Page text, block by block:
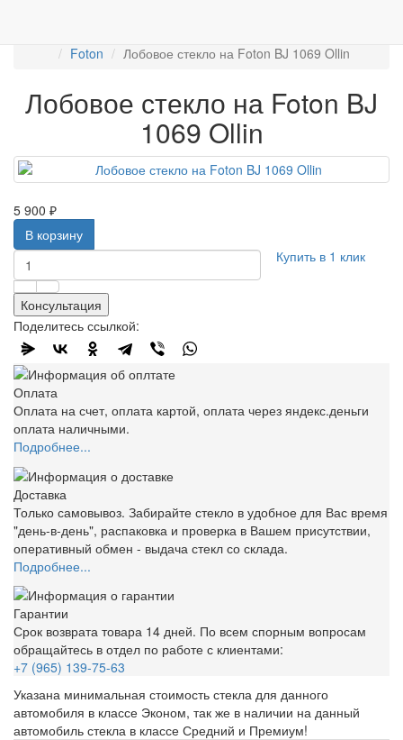
Foton
Лобовое стекло на Foton BJ 1069 Ollin
Лобовое стекло на Foton BJ
1069 Ollin
5 900 ₽
В корзину
Купить в 1 клик
Консультация
Поделитесь ссылкой:
Оплата
Оплата на счет, оплата картой, оплата через яндекс.деньги
оплата наличными.
Подробнее...
Доставка
Только самовывоз. Забирайте стекло в удобное для Вас время
"день-в-день", распаковка и проверка в Вашем присутствии,
оперативный обмен - выдача стекл со склада.
Подробнее...
Гарантии
Срок возврата товара 14 дней. По всем спорным вопросам
обращайтесь в отдел по работе с клиентами:
+7 (965) 139-75-63
Указана минимальная стоимость стекла для данного
автомобиля в классе Эконом, так же в наличии на данный
автомобиль стекла в классе Средний и Премиум!